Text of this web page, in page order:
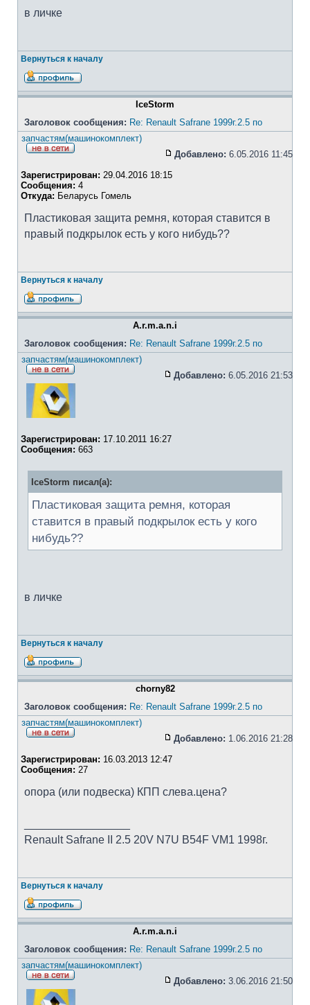
в личке
Вернуться к началу
IceStorm
Заголовок сообщения: Re: Renault Safrane 1999г.2.5 по
запчастям(машинокомплект)
Добавлено: 6.05.2016 11:45
Зарегистрирован: 29.04.2016 18:15
Сообщения: 4
Откуда: Беларусь Гомель
Пластиковая защита ремня, которая ставится в
правый подкрылок есть у кого нибудь??
Вернуться к началу
A.r.m.a.n.i
Заголовок сообщения: Re: Renault Safrane 1999г.2.5 по
запчастям(машинокомплект)
Добавлено: 6.05.2016 21:53
Зарегистрирован: 17.10.2011 16:27
Сообщения: 663
IceStorm писал(а):
Пластиковая защита ремня, которая
ставится в правый подкрылок есть у кого
нибудь??
в личке
Вернуться к началу
chorny82
Заголовок сообщения: Re: Renault Safrane 1999г.2.5 по
запчастям(машинокомплект)
Добавлено: 1.06.2016 21:28
Зарегистрирован: 16.03.2013 12:47
Сообщения: 27
опора (или подвеска) КПП слева.цена?
Renault Safrane II 2.5 20V N7U B54F VM1 1998г.
Вернуться к началу
A.r.m.a.n.i
Заголовок сообщения: Re: Renault Safrane 1999г.2.5 по
запчастям(машинокомплект)
Добавлено: 3.06.2016 21:50